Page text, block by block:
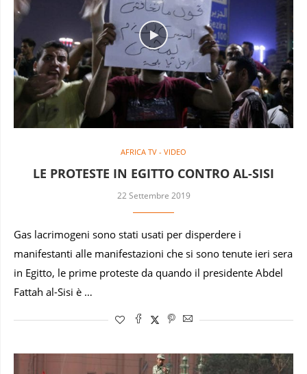
AFRICA TV - VIDEO
LE PROTESTE IN EGITTO CONTRO AL-SISI
22 Settembre 2019
Gas lacrimogeni sono stati usati per disperdere i
manifestanti alle manifestazioni che si sono tenute ieri sera
in Egitto, le prime proteste da quando il presidente Abdel
Fattah al-Sisi è …